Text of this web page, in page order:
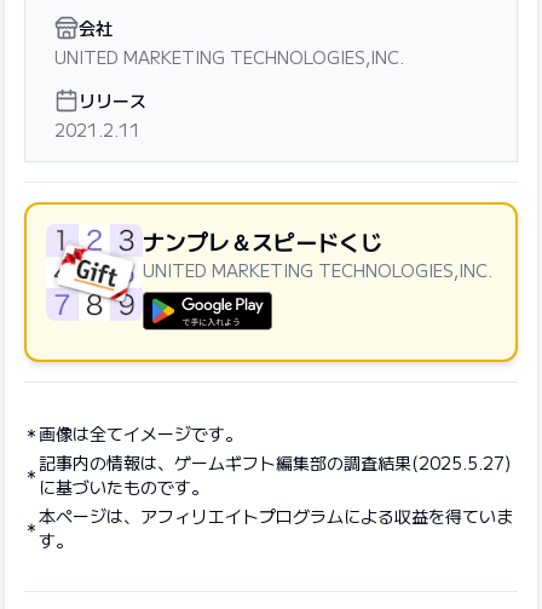
会社
UNITED MARKETING TECHNOLOGIES,INC.
リリース
2021.2.11
ナンプレ＆スピードくじ
UNITED MARKETING TECHNOLOGIES,INC.
画像は全てイメージです。
記事内の情報は、ゲームギフト編集部の調査結果(2025.5.27)
に基づいたものです。
本ページは、アフィリエイトプログラムによる収益を得ていま
す。